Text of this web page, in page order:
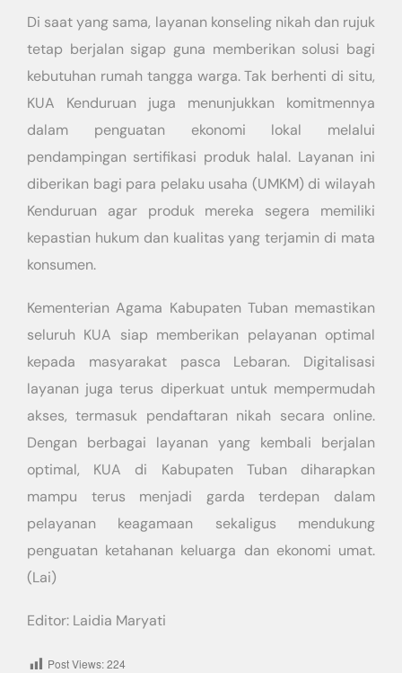
Di saat yang sama, layanan konseling nikah dan rujuk
tetap berjalan sigap guna memberikan solusi bagi
kebutuhan rumah tangga warga. Tak berhenti di situ,
KUA Kenduruan juga menunjukkan komitmennya
dalam penguatan ekonomi lokal melalui
pendampingan sertifikasi produk halal. Layanan ini
diberikan bagi para pelaku usaha (UMKM) di wilayah
Kenduruan agar produk mereka segera memiliki
kepastian hukum dan kualitas yang terjamin di mata
konsumen.
Kementerian Agama Kabupaten Tuban memastikan
seluruh KUA siap memberikan pelayanan optimal
kepada masyarakat pasca Lebaran. Digitalisasi
layanan juga terus diperkuat untuk mempermudah
akses, termasuk pendaftaran nikah secara online.
Dengan berbagai layanan yang kembali berjalan
optimal, KUA di Kabupaten Tuban diharapkan
mampu terus menjadi garda terdepan dalam
pelayanan keagamaan sekaligus mendukung
penguatan ketahanan keluarga dan ekonomi umat.
(Lai)
Editor: Laidia Maryati
Post Views:224